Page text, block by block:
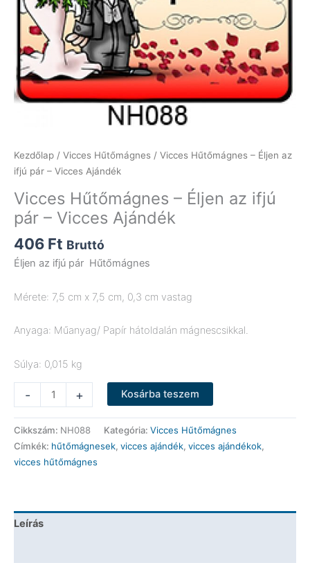
Kezdőlap / Vicces Hűtőmágnes / Vicces Hűtőmágnes – Éljen az
ifjú pár – Vicces Ajándék
Vicces Hűtőmágnes – Éljen az ifjú
pár – Vicces Ajándék
406 Ft Bruttó
Éljen az ifjú pár Hűtőmágnes
Mérete: 7,5 cm x 7,5 cm, 0,3 cm vastag
Anyaga: Műanyag/ Papír hátoldalán mágnescsikkal.
Súlya: 0,015 kg
-
Hűtőmágnes
-
Éljen
az
ifjú
Vicces
+ Kosárba teszem
Cikkszám: NH088 Kategória: Vicces Hűtőmágnes
Címkék: hűtőmágnesek, vicces ajándék, vicces ajándékok,
vicces hűtőmágnes
Leírás